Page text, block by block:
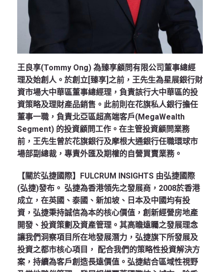
王良享(Tommy Ong) 為臻享顧問有限公司董事總經
理及始創人。於創立[臻享]之前，王先生為星展銀行財
資市場大中華區董事總經理，負責該行大中華區的投
資策略及理財產品銷售。此前則在花旗私人銀行擔任
董事一職，負責北亞區超高端客戶(MegaWealth
Segment) 的投資顧問工作。在主管投資顧問業務
前，王先生曾於花旗銀行及摩根大通銀行任職環球市
場部副總裁，專責外匯及期權的自營買賣業務。
【關於弘捷國際】FULCRUM INSIGHTS 由弘捷國際
(弘捷)發布。 弘捷為香港領先之發展商，2008於香港
成立，在英國、泰國、新加坡、日本及中國均有投
資，弘捷秉持誠信為本的核心價值，創新經營房地產
開發、投資策劃及資產管理。其高瞻遠矚之發展理念
讓我們洞察項目所在地發展潛力，弘捷旗下所發展及
投資之都市核心項目， 配合我們的策略性投資解決方
案，持續為客戶創造長遠價值。弘捷結合區域性視野